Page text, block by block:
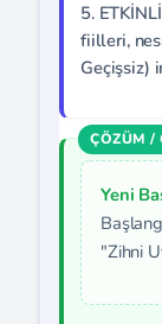
5.
fiilleri,
Geçişsiz)
Yeni
"Zihni